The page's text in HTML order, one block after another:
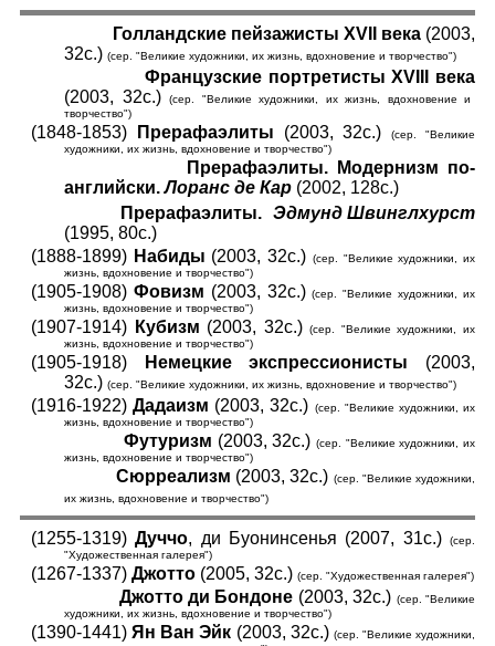
Голландские пейзажисты XVII века(2003,
32с.) (сер. "Великие художники, их жизнь, вдохновение и творчество")
Французские портретисты XVIII века
(2003, 32с.)(сер. "Великие художники, их жизнь, вдохновение и
творчество")
(1848-1853) Прерафаэлиты (2003, 32с.)(сер. "Великие
художники, их жизнь, вдохновение и творчество")
Прерафаэлиты. Модернизм по-
английски.Лоранс де Кар (2002, 128с.)
Прерафаэлиты. Эдмунд Швинглхурст
(1995, 80с.)
(1888-1899) Набиды (2003, 32с.) (сер. "Великие художники, их
жизнь, вдохновение и творчество")
(1905-1908) Фовизм (2003, 32с.)(сер. "Великие художники, их
жизнь, вдохновение и творчество")
(1907-1914) Кубизм (2003, 32с.)(сер. "Великие художники, их
жизнь, вдохновение и творчество")
(1905-1918) Немецкие экспрессионисты (2003,
32с.) (сер. "Великие художники, их жизнь, вдохновение и творчество")
(1916-1922)Дадаизм (2003, 32с.) (сер. "Великие художники, их
жизнь, вдохновение и творчество")
Футуризм (2003, 32с.) (сер. "Великие художники, их
жизнь, вдохновение и творчество")
Сюрреализм (2003, 32с.) (сер. "Великие художники,
их жизнь, вдохновение и творчество")
(1255-1319)Дуччо, ди Буонинсенья (2007, 31с.)(сер.
"Художественная галерея")
(1267-1337) Джотто (2005, 32с.) (сер. "Художественная галерея")
Джотто ди Бондоне (2003, 32с.) (сер. "Великие
художники, их жизнь, вдохновение и творчество")
(1390-1441)Ян Ван Эйк (2003, 32с.) (сер. "Великие художники,